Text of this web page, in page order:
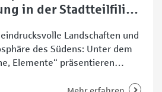
in der Stadtteilfiliale
Landschaften und
des Südens: Unter dem
Elemente“ präsentieren